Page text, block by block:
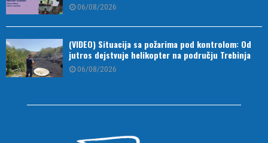
06/08/2026
(VIDEO) Situacija sa požarima pod kontrolom: Od
jutros dejstvuje helikopter na području Trebinja
06/08/2026